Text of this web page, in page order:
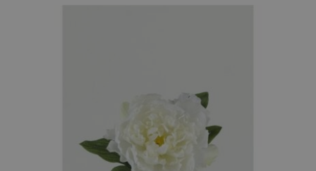
AÑADIR AL CARRITO
/
DETALLES